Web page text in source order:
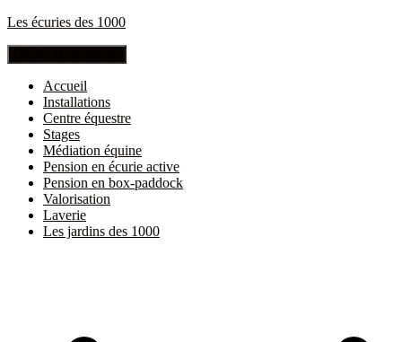
Les écuries des 1000
Accueil
Installations
Centre équestre
Stages
Médiation équine
Pension en écurie active
Pension en box-paddock
Valorisation
Laverie
Les jardins des 1000